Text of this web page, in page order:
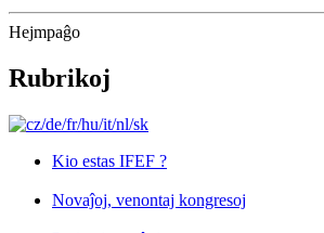
Hejmpaĝo
Rubrikoj
Kio estas IFEF ?
Novaĵoj, venontaj kongresoj